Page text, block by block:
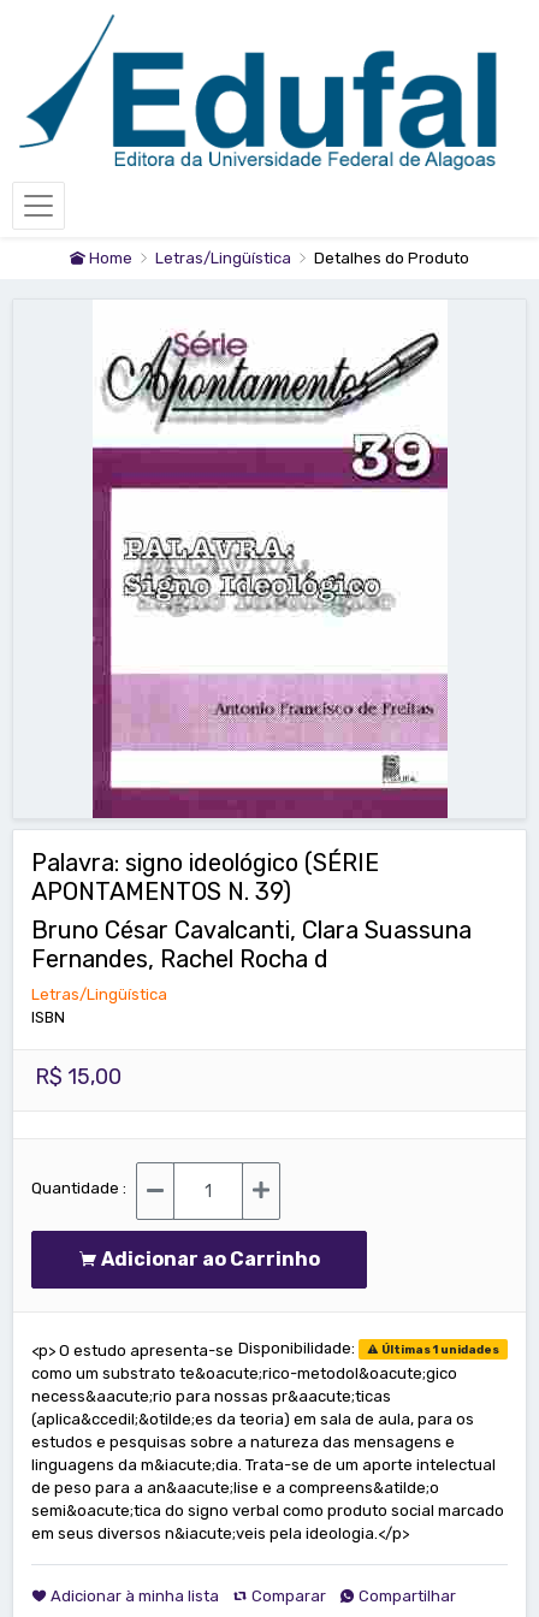
Home Letras/Lingüística Detalhes do Produto
Palavra: signo ideológico (SÉRIE
APONTAMENTOS N. 39)
Bruno César Cavalcanti, Clara Suassuna
Fernandes, Rachel Rocha d
Letras/Lingüística
ISBN
R$ 15,00
Quantidade :
Adicionar ao Carrinho
Disponibilidade: Últimas 1 unidades
<p> O estudo apresenta-se
como um substrato te&oacute;rico-metodol&oacute;gico
necess&aacute;rio para nossas pr&aacute;ticas
(aplica&ccedil;&otilde;es da teoria) em sala de aula, para os
estudos e pesquisas sobre a natureza das mensagens e
linguagens da m&iacute;dia. Trata-se de um aporte intelectual
de peso para a an&aacute;lise e a compreens&atilde;o
semi&oacute;tica do signo verbal como produto social marcado
em seus diversos n&iacute;veis pela ideologia.</p>
Adicionar à minha lista Comparar Compartilhar